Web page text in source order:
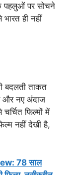
पहलुओं पर सोचने
ही नहीं
बदलती ताकत
और नए अंदाज
फिल्मों में
नहीं देखी है,
78 साल